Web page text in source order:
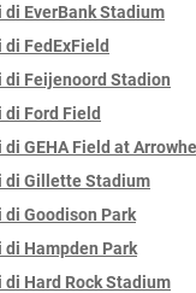
EverBank Stadium
FedExField
di Feijenoord Stadion
Ford Field
GEHA Field at
di Gillette Stadium
Goodison Park
Hampden Park
Hard Rock Stadium